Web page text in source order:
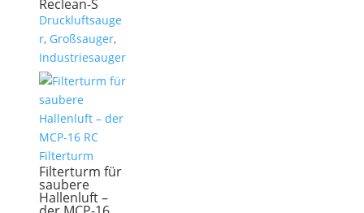
Reclean-S
Druckluftsauge
r, Großsauger,
Industriesauger
Filterturm für
saubere
Hallenluft –